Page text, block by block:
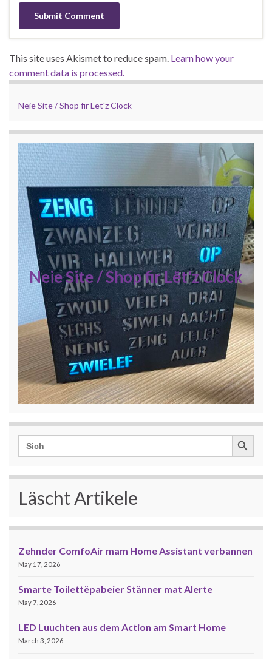
This site uses Akismet to reduce spam. Learn how your
comment data is processed.
Neie Site / Shop fir Lët'z Clock
Neie Site / Shop fir Lët'z Clock
Search
for:
Search Button
Läscht Artikele
Zehnder ComfoAir mam Home Assistant verbannen
May 17, 2026
Smarte Toilettëpabeier Stänner mat Alerte
May 7, 2026
LED Luuchten aus dem Action am Smart Home
March 3, 2026